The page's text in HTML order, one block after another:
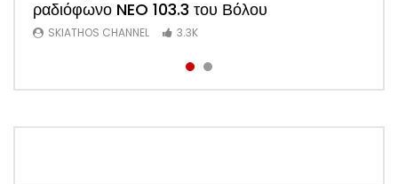
ραδιόφωνο NEO 103.3 του Βόλου
SKIATHOS CHANNEL 3.3K
Τσαρούχη (Video)
SKIATHOS CHANNEL 1